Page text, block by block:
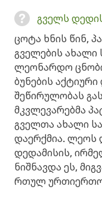
გველს
ცოტა ხნის წინ,
გველების ახალი
ლეონარდო
ბუნების
შეწირულობას
მკვლევარებმა
გველთა ახალი
დაერქმია. ლეოს
დედამისის,
ნიშნავდა ეს,
რთულ